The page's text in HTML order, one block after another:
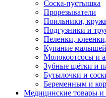
Соска-пустышка
Прорезыватели
Поильники,
Подгузники и
Пеленки,
Купание малышей
Молокоотсосы и
Зубные щётки и
Бутылочки и
Беременным и
Медицинские товары и